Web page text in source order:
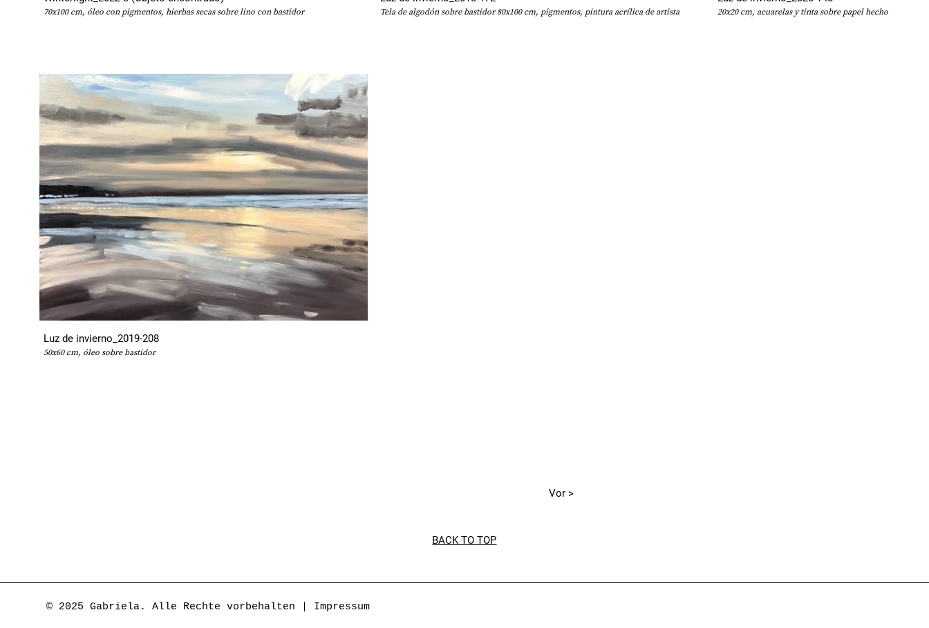
70x100 cm, óleo con pigmentos, hierbas secas sobre lino con bastidor Tela de algodón sobre bastidor 80x100 cm, pigmentos, pintura acrílica de artista 20x20 cm, acuarelas y tinta sobre papel hecho a mano.
Luz de invierno_2019-208
50x60 cm, óleo sobre bastidor
Vor >
BACK TO TOP
© 2025 Gabriela. Alle Rechte vorbehalten | Impressum